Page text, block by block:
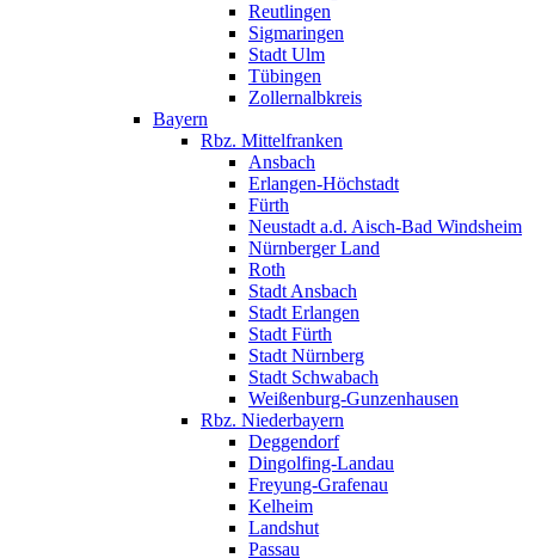
Reutlingen
Sigmaringen
Stadt Ulm
Tübingen
Zollernalbkreis
Bayern
Rbz. Mittelfranken
Ansbach
Erlangen-Höchstadt
Fürth
Neustadt a.d. Aisch-Bad Windsheim
Nürnberger Land
Roth
Stadt Ansbach
Stadt Erlangen
Stadt Fürth
Stadt Nürnberg
Stadt Schwabach
Weißenburg-Gunzenhausen
Rbz. Niederbayern
Deggendorf
Dingolfing-Landau
Freyung-Grafenau
Kelheim
Landshut
Passau